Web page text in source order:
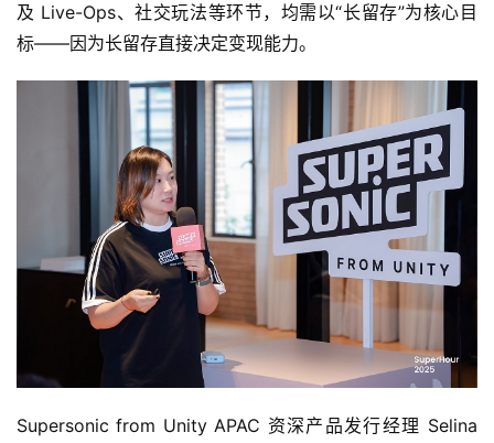
及 Live-Ops、社交玩法等环节，均需以“长留存”为核心目
标——因为长留存直接决定变现能力。
Supersonic from Unity APAC 资深产品发行经理 Selina